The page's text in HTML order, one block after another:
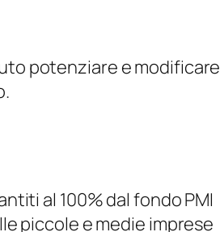
potenziare e modificare
.
al 100% dal fondo PMI
piccole e medie imprese